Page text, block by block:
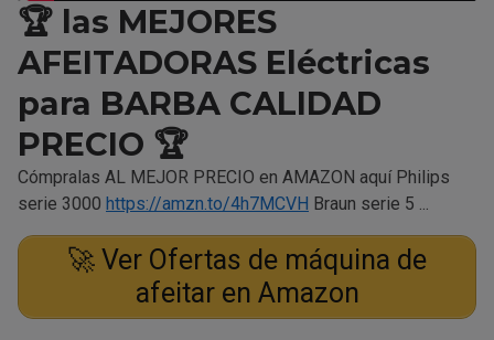
🏆 las MEJORES
AFEITADORAS Eléctricas
para BARBA CALIDAD
PRECIO 🏆
Cómpralas AL MEJOR PRECIO en AMAZON aquí Philips
serie 3000 https://amzn.to/4h7MCVH Braun serie 5 ...
🚀 Ver Ofertas de máquina de
afeitar en Amazon